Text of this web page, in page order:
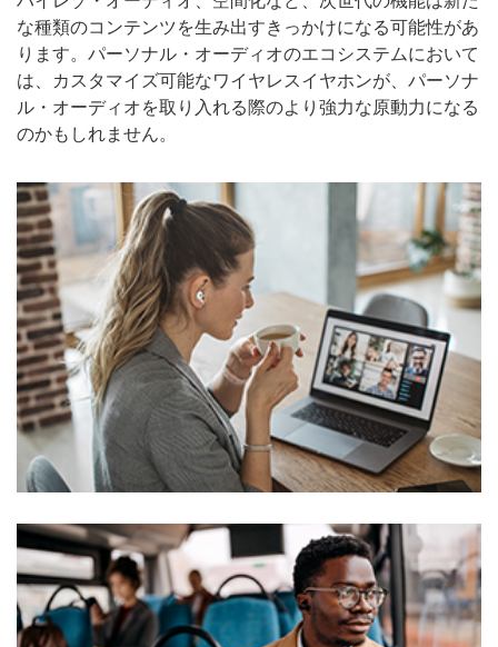
な種類のコンテンツを生み出すきっかけになる可能性があ
ります。パーソナル・オーディオのエコシステムにおいて
は、カスタマイズ可能なワイヤレスイヤホンが、パーソナ
ル・オーディオを取り入れる際のより強力な原動力になる
のかもしれません。